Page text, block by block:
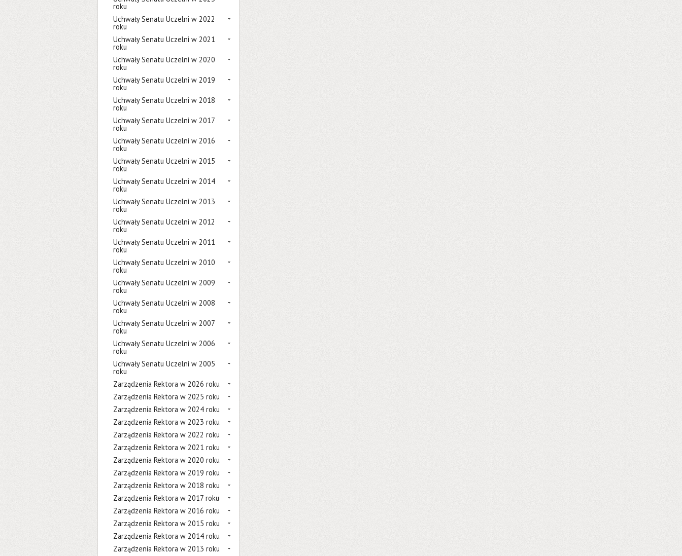
roku
Uchwały Senatu Uczelni w 2022
roku
Uchwały Senatu Uczelni w 2021
roku
Uchwały Senatu Uczelni w 2020
roku
Uchwały Senatu Uczelni w 2019
roku
Uchwały Senatu Uczelni w 2018
roku
Uchwały Senatu Uczelni w 2017
roku
Uchwały Senatu Uczelni w 2016
roku
Uchwały Senatu Uczelni w 2015
roku
Uchwały Senatu Uczelni w 2014
roku
Uchwały Senatu Uczelni w 2013
roku
Uchwały Senatu Uczelni w 2012
roku
Uchwały Senatu Uczelni w 2011
roku
Uchwały Senatu Uczelni w 2010
roku
Uchwały Senatu Uczelni w 2009
roku
Uchwały Senatu Uczelni w 2008
roku
Uchwały Senatu Uczelni w 2007
roku
Uchwały Senatu Uczelni w 2006
roku
Uchwały Senatu Uczelni w 2005
roku
Zarządzenia Rektora w 2026 roku
Zarządzenia Rektora w 2025 roku
Zarządzenia Rektora w 2024 roku
Zarządzenia Rektora w 2023 roku
Zarządzenia Rektora w 2022 roku
Zarządzenia Rektora w 2021 roku
Zarządzenia Rektora w 2020 roku
Zarządzenia Rektora w 2019 roku
Zarządzenia Rektora w 2018 roku
Zarządzenia Rektora w 2017 roku
Zarządzenia Rektora w 2016 roku
Zarządzenia Rektora w 2015 roku
Zarządzenia Rektora w 2014 roku
Zarządzenia Rektora w 2013 roku